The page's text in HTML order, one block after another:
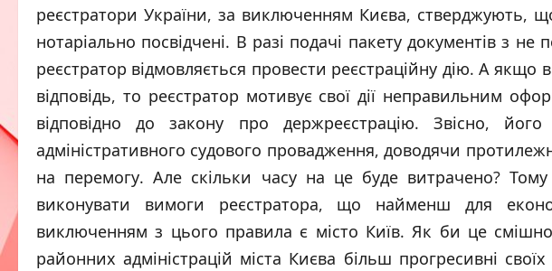
реєстратори України, за виключенням Києва, стверджують,
нотаріально посвідчені. В разі подачі пакету документів з не
реєстратор відмовляється провести реєстраційну дію. А якщо
відповідь, то реєстратор мотивує свої дії неправильним
відповідно до закону про держреєстрацію. Звісно,
адміністративного судового провадження, доводячи
на перемогу. Але скільки часу на це буде витрачено?
виконувати вимоги реєстратора, що найменш для
виключенням з цього правила є місто Київ. Як би це
районних адміністрацій міста Києва більш прогресивні